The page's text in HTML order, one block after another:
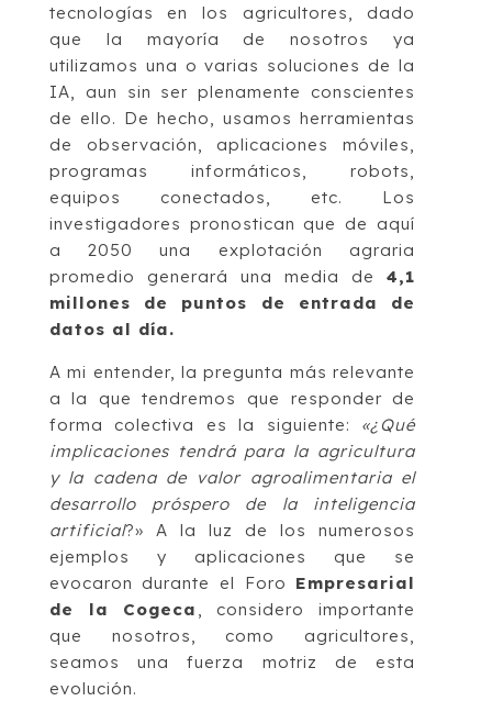
tecnologías en los agricultores, dado
que la mayoría de nosotros ya
utilizamos una o varias soluciones de la
IA, aun sin ser plenamente conscientes
de ello. De hecho, usamos herramientas
de observación, aplicaciones móviles,
programas informáticos, robots,
equipos conectados, etc. Los
investigadores pronostican que de aquí
a 2050 una explotación agraria
promedio generará una media de4,1
millones de puntos de entrada de
datos al día.
A mi entender, la pregunta más relevante
a la que tendremos que responder de
forma colectiva es la siguiente: «¿Qué
implicaciones tendrá para la agricultura
y la cadena de valor agroalimentaria el
desarrollo próspero de la inteligencia
artificial?» A la luz de los numerosos
ejemplos y aplicaciones que se
evocaron durante el Foro Empresarial
de la Cogeca , considero importante
que nosotros, como agricultores,
seamos una fuerza motriz de esta
evolución.